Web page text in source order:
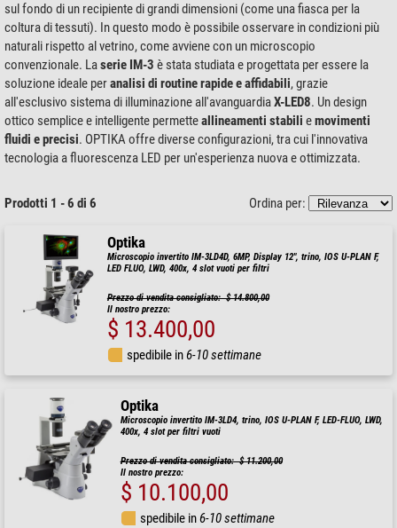
sul fondo di un recipiente di grandi dimensioni (come una fiasca per la
coltura di tessuti). In questo modo è possibile osservare in condizioni più
naturali rispetto al vetrino, come avviene con un microscopio
convenzionale. Laserie IM-3 è stata studiata e progettata per essere la
soluzione ideale peranalisi di routine rapide e affidabili, grazie
all'esclusivo sistema di illuminazione all'avanguardiaX-LED8. Un design
ottico semplice e intelligente permetteallineamenti stabili emovimenti
fluidi e precisi. OPTIKA offre diverse configurazioni, tra cui l'innovativa
tecnologia a fluorescenza LED per un'esperienza nuova e ottimizzata.
Prodotti 1 - 6 di 6 Ordina per:
Optika
Microscopio invertito IM-3LD4D, 6MP, Display 12", trino, IOS U-PLAN F,
LED FLUO, LWD, 400x, 4 slot vuoti per filtri
Prezzo di vendita consigliato: $ 14.800,00
Il nostro prezzo:
$ 13.400,00
spedibile in6-10 settimane
Optika
Microscopio invertito IM-3LD4, trino, IOS U-PLAN F, LED-FLUO, LWD,
400x, 4 slot per filtri vuoti
Prezzo di vendita consigliato: $ 11.200,00
Il nostro prezzo:
$ 10.100,00
spedibile in6-10 settimane